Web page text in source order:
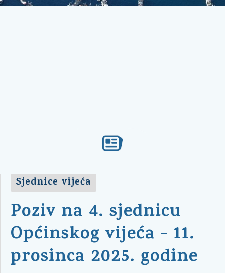
Sjednice vijeća
Poziv na 4. sjednicu
Općinskog vijeća - 11.
prosinca 2025. godine